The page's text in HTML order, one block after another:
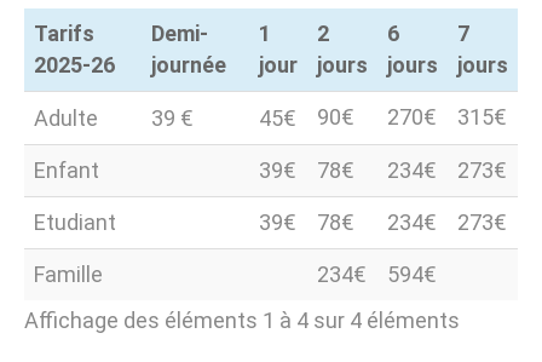
Tarifs
2025-26
Demi-
journée
1
jour
2
jours
6
jours
7
jours
Tarifs
2025-26
Demi-
journée
1
jour
2
jours
6
jours
7
jours
Adulte 39 € 45€ 90€ 270€ 315€
Enfant 39€ 78€ 234€ 273€
Etudiant 39€ 78€ 234€ 273€
Famille 234€
594€
Affichage des éléments 1 à 4 sur 4 éléments